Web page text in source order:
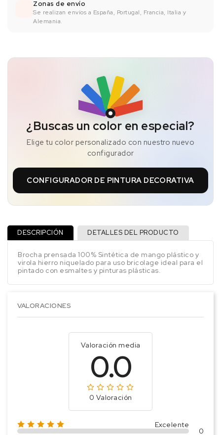
Zonas de envío
Se realizan envíos a España, Portugal, Francia, Italia y
Alemania.
¿Buscas un color en especial?
Elige tu color personalizado con nuestro nuevo
configurador
CONFIGURADOR DE PINTURA DECORATIVA
DESCRIPCIÓN DETALLES DEL PRODUCTO
Brocha prensada 100% Sintética de mango plástico y
virola hierro niquelado para uso bricolage ideal para el
pintado con esmaltes y pinturas plásticas.
VALORACIONES
Valoración media
0.0
0 Valoración
Excelente
0